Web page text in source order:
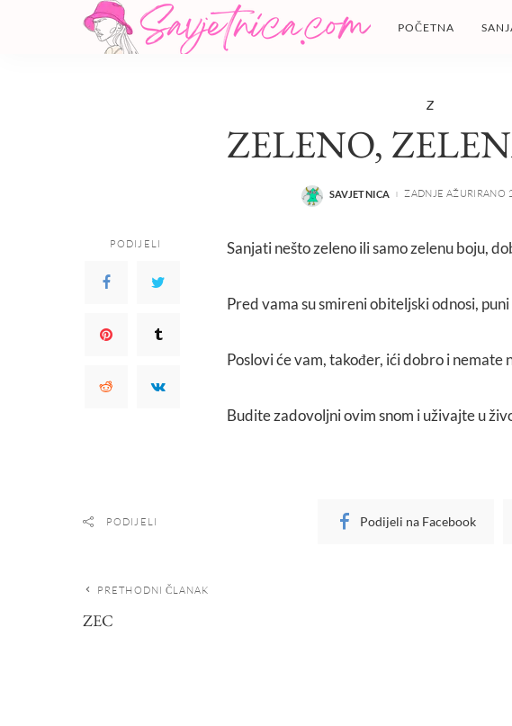
POČETNA
Z
ZELENO,
POSTED
SAVJETNICA ZADNJE AŽURIRANO
PODIJELI Sanjati nešto zeleno ili samo zelenu boju,
Pred vama su smireni obiteljski odnosi,
Poslovi će vam, također, ići dobro i nemate
Budite zadovoljni ovim snom i uživajte u
PODIJELI Podijeli na Facebook
PRETHODNI ČLANAK
ZEC